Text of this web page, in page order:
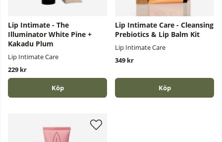
Lip Intimate - The
Illuminator White Pine +
Kakadu Plum
Lip Intimate Care
229 kr
Köp
Lip Intimate Care - Cleansing
Prebiotics & Lip Balm Kit
Lip Intimate Care
349 kr
Köp